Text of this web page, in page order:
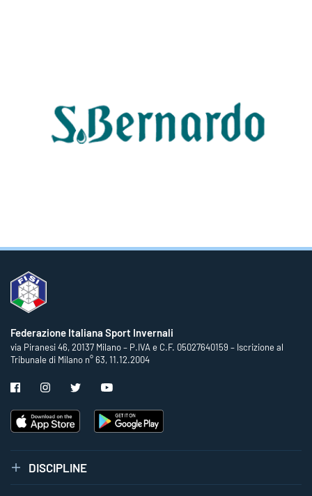
Federazione Italiana Sport Invernali
via Piranesi 46, 20137 Milano – P.IVA e C.F. 05027640159 – Iscrizione al
Tribunale di Milano n° 63, 11.12.2004
DISCIPLINE